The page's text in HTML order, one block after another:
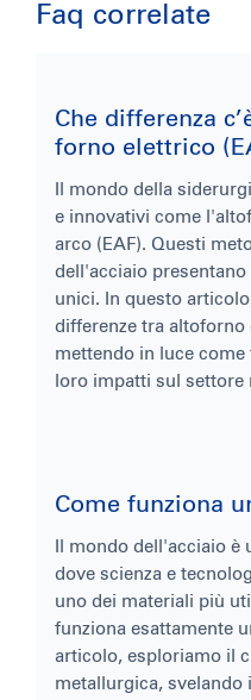
Faq correlate
Che differenza
forno elettrico
Il mondo della
e innovativi come
arco (EAF). Questi
dell'acciaio
unici. In questo
differenze tra
mettendo in luce
loro impatti sul
Come funziona
Il mondo dell'acciaio
dove scienza e
uno dei materiali più
funziona esattamente
articolo, esploriamo il
metallurgica, svelando